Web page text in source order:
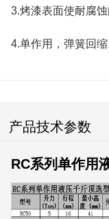
3.烤漆表面使耐腐蚀
4.单作用，弹簧回缩
产品技术参数
RC系列单作用